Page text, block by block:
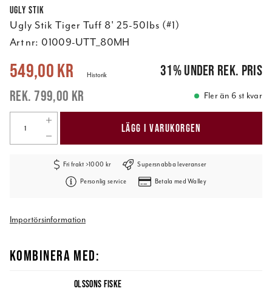
Ugly Stik
Ugly Stik Tiger Tuff 8' 25-50lbs (#1)
Art nr: 01009-UTT_80MH
Nuvarande pris:549,00 kr 799,00 kr
549,00 kr
799,00 kr
Historik 31%under rek. pris
Fler än 6 st kvar
LÄGG I VARUKORGEN
Fri frakt >1000 kr Supersnabba leveranser
Personlig service Betala med Walley
Importörsinformation
KOMBINERA MED:
OLSSONS FISKE